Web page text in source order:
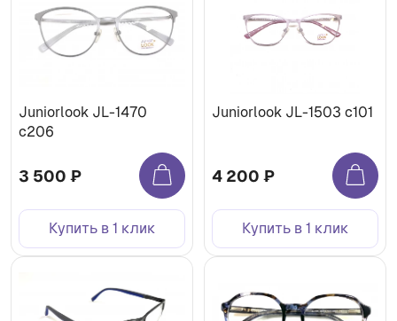
Juniorlook JL-1470
c206
3 500 ₽
Купить в 1 клик
Juniorlook JL-1503 c101
4 200 ₽
Купить в 1 клик